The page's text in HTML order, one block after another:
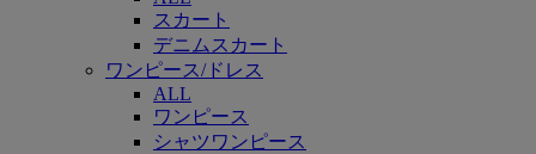
スカート
デニムスカート
ワンピース/ドレス
ALL
ワンピース
シャツワンピース